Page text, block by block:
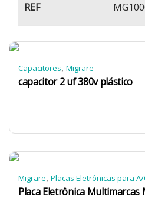
REF
Capacitores, Migrare
capacitor 2 uf 380v plástico
Migrare, Placas Eletrônicas para A/
Placa Eletrônica Multimarcas